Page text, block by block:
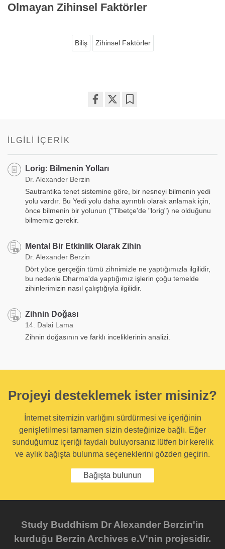
Olmayan Zihinsel Faktörler
Biliş Zihinsel Faktörler
İLGILI İÇERIK
Lorig: Bilmenin Yolları
Dr. Alexander Berzin
Sautrantika tenet sistemine göre, bir nesneyi bilmenin yedi
yolu vardır. Bu Yedi yolu daha ayrıntılı olarak anlamak için,
önce bilmenin bir yolunun ("Tibetçe'de "lorig") ne olduğunu
bilmemiz gerekir.
Mental Bir Etkinlik Olarak Zihin
Dr. Alexander Berzin
Dört yüce gerçeğin tümü zihnimizle ne yaptığımızla ilgilidir,
bu nedenle Dharma'da yaptığımız işlerin çoğu temelde
zihinlerimizin nasıl çalıştığıyla ilgilidir.
Zihnin Doğası
14. Dalai Lama
Zihnin doğasının ve farklı inceliklerinin analizi.
Projeyi desteklemek ister misiniz?
İnternet sitemizin varlığını sürdürmesi ve içeriğinin
genişletilmesi tamamen sizin desteğinize bağlı. Eğer
sunduğumuz içeriği faydalı buluyorsanız lütfen bir kerelik
ve aylık bağışta bulunma seçeneklerini gözden geçirin.
Bağışta bulunun
Study Buddhism Dr Alexander Berzin'in
kurduğu Berzin Archives e.V'nin projesidir.